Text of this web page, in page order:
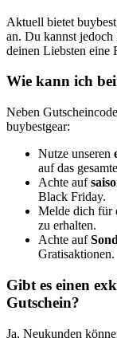
Aktuell bietet
an. Du kannst jedoch
deinen Liebsten eine
Wie kann ich
Neben
buybestgear:
Nutze unseren
auf das
Achte auf
Black Friday.
Melde dich für
zu erhalten.
Achte auf
Gratisaktionen.
Gibt es einen
Gutschein?
Ja, Neukunden